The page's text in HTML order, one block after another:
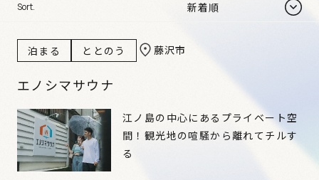
Sort.
泊まる ととのう 藤沢市
エノシマサウナ
江ノ島の中心にあるプライベート空
間！観光地の喧騒から離れてチルす
る